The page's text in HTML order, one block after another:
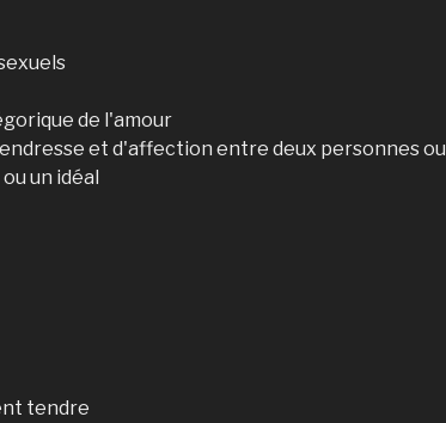
de l'amour
et d'affection entre deux personnes ou
un idéal
tendre